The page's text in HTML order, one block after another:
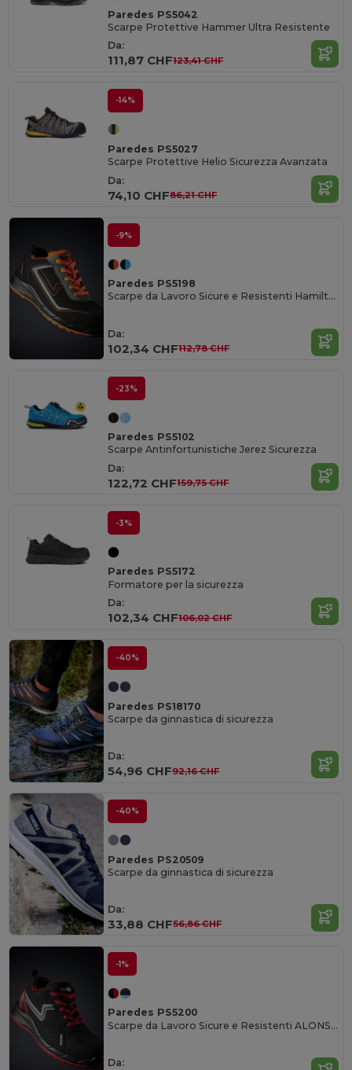
Paredes PS5042
Scarpe Protettive Hammer Ultra Resistente
Da:
111,87 CHF123,41 CHF
-14%
Paredes PS5027
Scarpe Protettive Helio Sicurezza Avanzata
Da:
74,10 CHF86,21 CHF
-9%
Paredes PS5198
Scarpe da Lavoro Sicure e Resistenti Hamilton
Da:
102,34 CHF112,78 CHF
-23%
Paredes PS5102
Scarpe Antinfortunistiche Jerez Sicurezza
Da:
122,72 CHF159,75 CHF
-3%
Paredes PS5172
Formatore per la sicurezza
Da:
102,34 CHF106,02 CHF
-40%
Paredes PS18170
Scarpe da ginnastica di sicurezza
Da:
54,96 CHF92,16 CHF
-40%
Paredes PS20509
Scarpe da ginnastica di sicurezza
Da:
33,88 CHF56,86 CHF
-1%
Paredes PS5200
Scarpe da Lavoro Sicure e Resistenti ALONSO
Da: